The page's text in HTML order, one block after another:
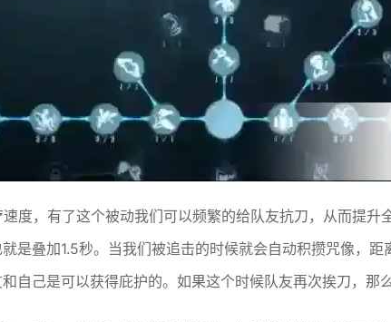
度，有了这个被动我们可以频繁的给队友抗刀，从而提
是叠加1.5秒。当我们被追击的时候就会自动积攒咒像，
自己是可以获得庇护的。如果这个时候队友再次挨刀，那